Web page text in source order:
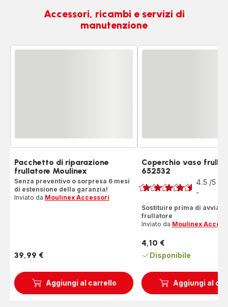
Accessori, ricambi e servizi di
manutenzione
Aggiungi al carrello
Pacchetto di riparazione
frullatore Moulinex
Senza preventivo o sorpresa 6 mesi
di estensione della garanzia!
Inviato da Moulinex Accessori
Prezzo
39,99 €
Aggiungi al
Coperchio vaso
652532
Voto
4.5 /5
-
Sostituire prima di
frullatore
Inviato da Moulinex
Prezzo
4,10 €
Disponibile